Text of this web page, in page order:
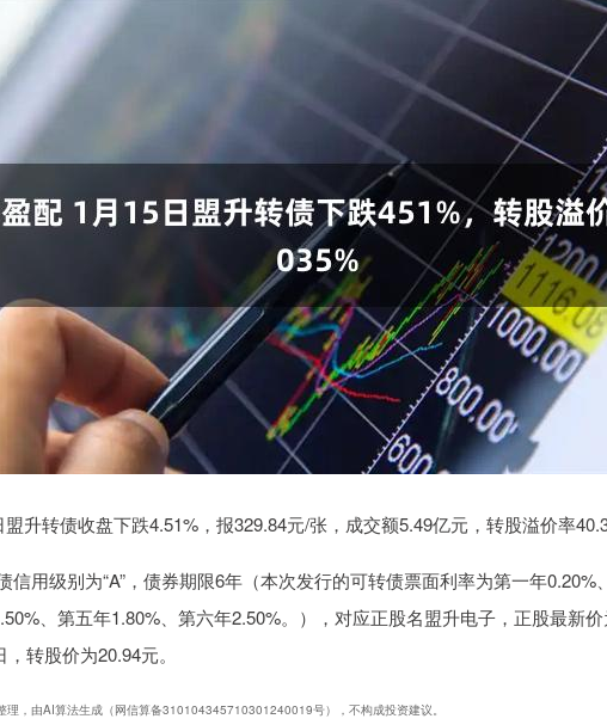
升转债收盘下跌4.51%，报329.84元/张，成交额5.49亿元，转股溢价率
信用级别为“A”，债券期限6年（本次发行的可转债票面利率为第一年0.20%
、第五年1.80%、第六年2.50%。），对应正股名盟升电子，正股最新
转股价为20.94元。
理，由AI算法生成（网信算备310104345710301240019号），不构成投资建议。